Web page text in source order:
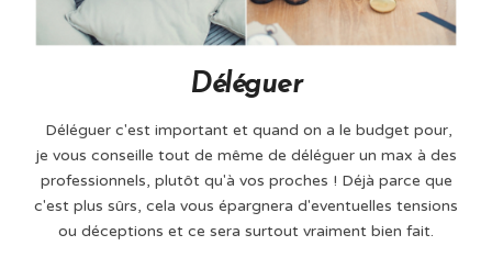
Déléguer
Déléguer c'est important et quand on a le budget pour,
je vous conseille tout de même de déléguer un max à des
professionnels, plutôt qu'à vos proches ! Déjà parce que
c'est plus sûrs, cela vous épargnera d'eventuelles tensions
ou déceptions et ce sera surtout vraiment bien fait.